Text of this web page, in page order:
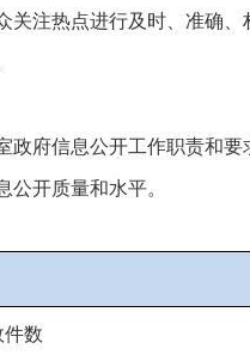
注热点进行及时、准确
府信息公开工作职责和
开质量和水平。
件数